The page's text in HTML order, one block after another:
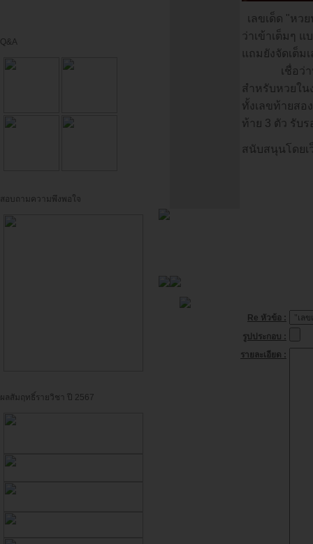
Q&A
สอบถามความพึงพอใจ
ผลสัมฤทธิ์รายวิชา ปี 2567
เลขเด็ด "หว
ว่าเข้าเต็มๆ
แถมยังจัดเต็ม
เชื่อว่าบรร
สำหรับหวยใน
ทั้งเลขท้ายสอ
ท้าย 3 ตัว รับ
สนับสนุนโดย
Re หัวข้อ :
รูปประกอบ :
รายละเอียด :